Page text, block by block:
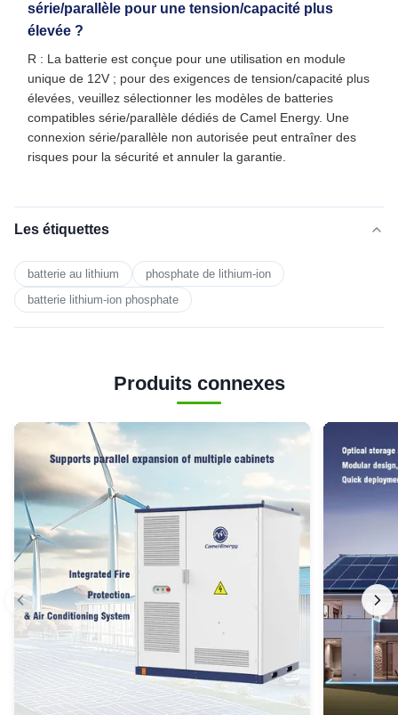
série/parallèle pour une tension/capacité plus
élevée ?
R : La batterie est conçue pour une utilisation en module
unique de 12V ; pour des exigences de tension/capacité plus
élevées, veuillez sélectionner les modèles de batteries
compatibles série/parallèle dédiés de Camel Energy. Une
connexion série/parallèle non autorisée peut entraîner des
risques pour la sécurité et annuler la garantie.
Les étiquettes
batterie au lithium
phosphate de lithium-ion
batterie lithium-ion phosphate
Produits connexes